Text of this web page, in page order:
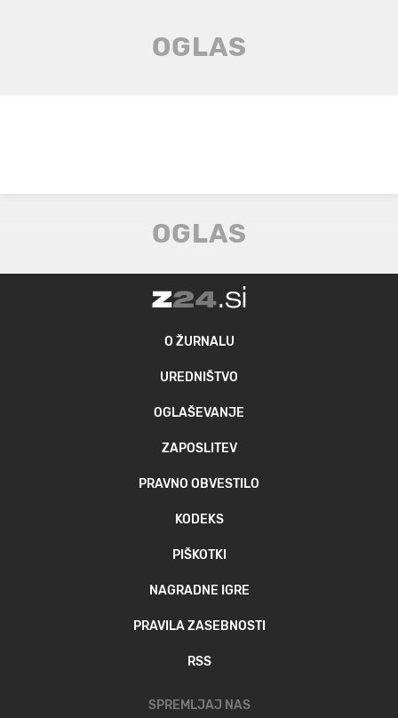
O ŽURNALU
UREDNIŠTVO
OGLAŠEVANJE
ZAPOSLITEV
PRAVNO OBVESTILO
KODEKS
PIŠKOTKI
NAGRADNE IGRE
PRAVILA ZASEBNOSTI
RSS
SPREMLJAJ NAS